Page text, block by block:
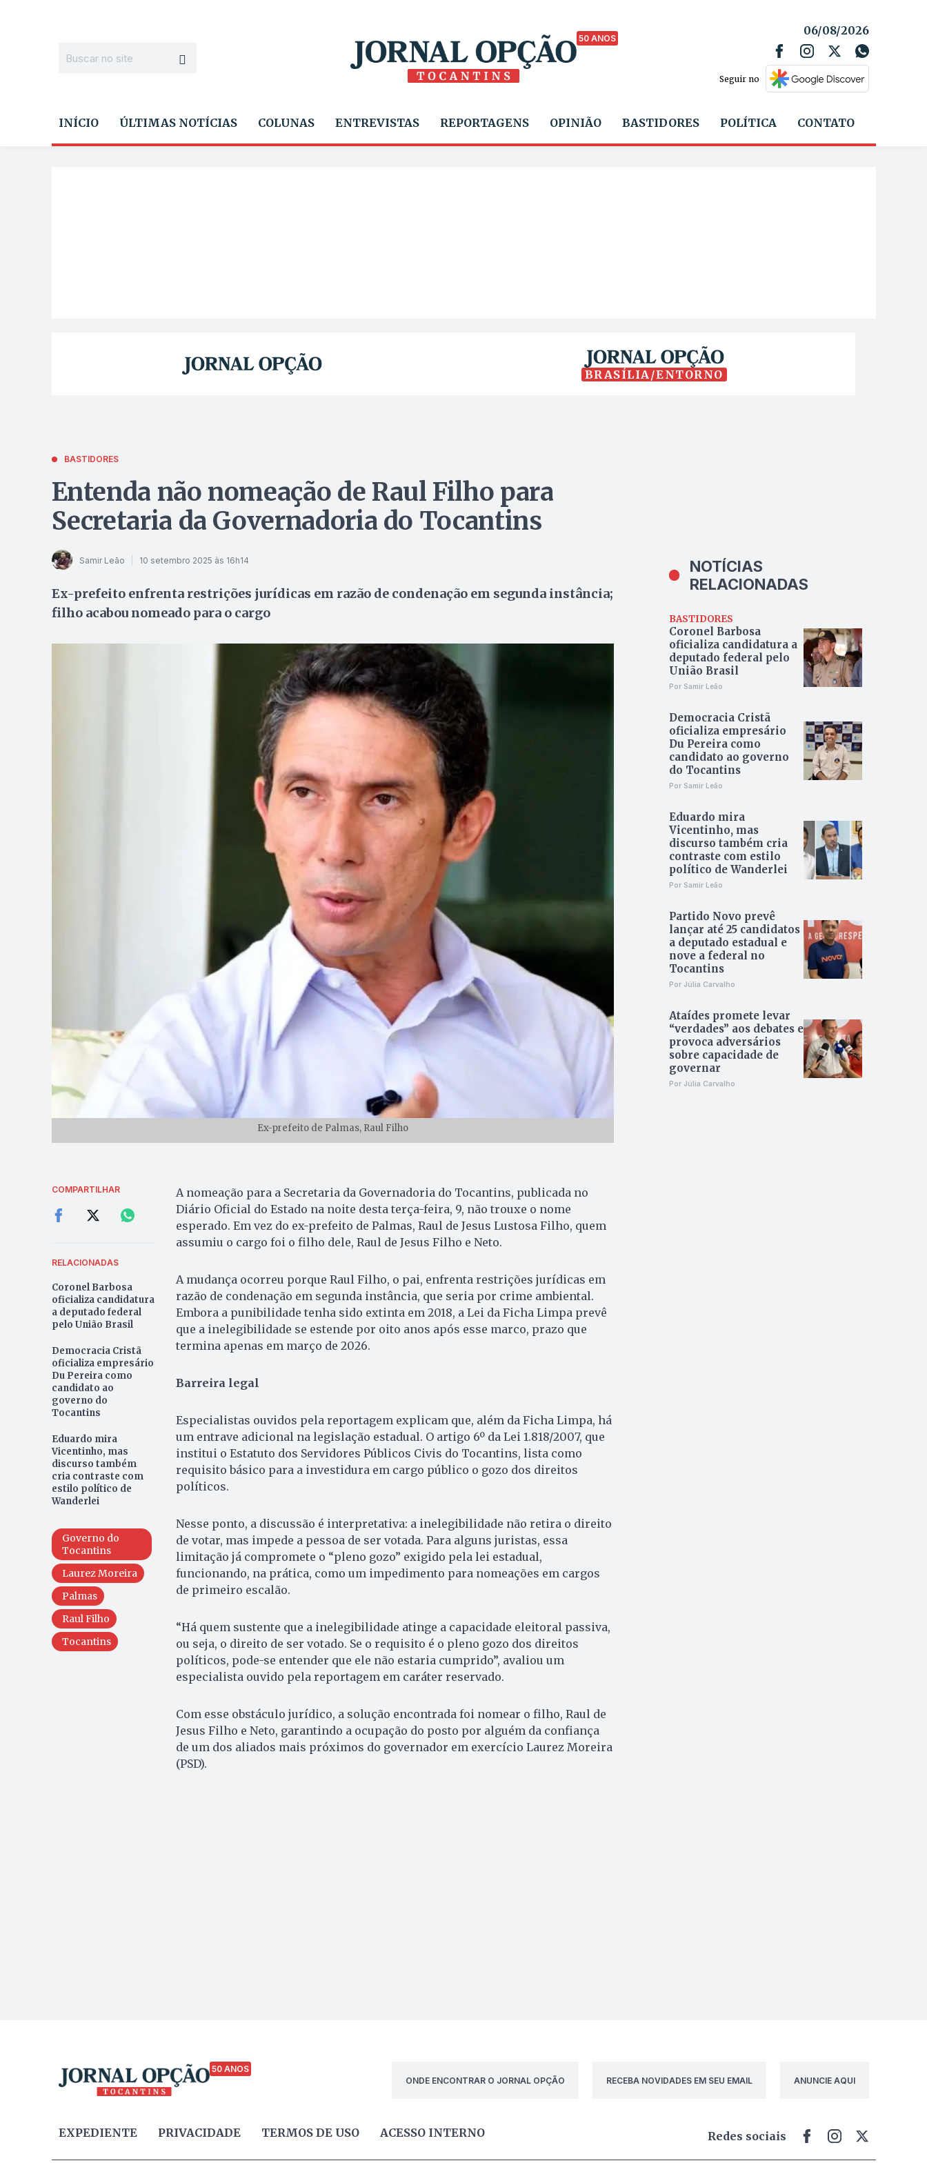
50 ANOS
06/08/2026
Seguir no
INÍCIO ÚLTIMAS NOTÍCIAS COLUNAS ENTREVISTAS REPORTAGENS OPINIÃO BASTIDORES POLÍTICA CONTATO
BRASÍLIA/ENTORNO
BASTIDORES
Entenda não nomeação de Raul Filho para
Secretaria da Governadoria do Tocantins
Samir Leão 10 setembro 2025 às 16h14
Ex-prefeito enfrenta restrições jurídicas em razão de condenação em segunda instância;
filho acabou nomeado para o cargo
Ex-prefeito de Palmas, Raul Filho
COMPARTILHAR
RELACIONADAS
Coronel Barbosa
oficializa candidatura
a deputado federal
pelo União Brasil
Democracia Cristã
oficializa empresário
Du Pereira como
candidato ao
governo do
Tocantins
Eduardo mira
Vicentinho, mas
discurso também
cria contraste com
estilo político de
Wanderlei
Governo do
Tocantins
Laurez Moreira
Palmas
Raul Filho
Tocantins
A nomeação para a Secretaria da Governadoria do Tocantins, publicada no
Diário Oficial do Estado na noite desta terça-feira, 9, não trouxe o nome
esperado. Em vez do ex-prefeito de Palmas, Raul de Jesus Lustosa Filho, quem
assumiu o cargo foi o filho dele, Raul de Jesus Filho e Neto.
A mudança ocorreu porque Raul Filho, o pai, enfrenta restrições jurídicas em
razão de condenação em segunda instância, que seria por crime ambiental.
Embora a punibilidade tenha sido extinta em 2018, a Lei da Ficha Limpa prevê
que a inelegibilidade se estende por oito anos após esse marco, prazo que
termina apenas em março de 2026.
Barreira legal
Especialistas ouvidos pela reportagem explicam que, além da Ficha Limpa, há
um entrave adicional na legislação estadual. O artigo 6º da Lei 1.818/2007, que
institui o Estatuto dos Servidores Públicos Civis do Tocantins, lista como
requisito básico para a investidura em cargo público o gozo dos direitos
políticos.
Nesse ponto, a discussão é interpretativa: a inelegibilidade não retira o direito
de votar, mas impede a pessoa de ser votada. Para alguns juristas, essa
limitação já compromete o “pleno gozo” exigido pela lei estadual,
funcionando, na prática, como um impedimento para nomeações em cargos
de primeiro escalão.
“Há quem sustente que a inelegibilidade atinge a capacidade eleitoral passiva,
ou seja, o direito de ser votado. Se o requisito é o pleno gozo dos direitos
políticos, pode-se entender que ele não estaria cumprido”, avaliou um
especialista ouvido pela reportagem em caráter reservado.
Com esse obstáculo jurídico, a solução encontrada foi nomear o filho, Raul de
Jesus Filho e Neto, garantindo a ocupação do posto por alguém da confiança
de um dos aliados mais próximos do governador em exercício Laurez Moreira
(PSD).
NOTÍCIAS
RELACIONADAS
BASTIDORES
Coronel Barbosa
oficializa candidatura a
deputado federal pelo
União Brasil
Por Samir Leão
Democracia Cristã
oficializa empresário
Du Pereira como
candidato ao governo
do Tocantins
Por Samir Leão
Eduardo mira
Vicentinho, mas
discurso também cria
contraste com estilo
político de Wanderlei
Por Samir Leão
Partido Novo prevê
lançar até 25 candidatos
a deputado estadual e
nove a federal no
Tocantins
Por Júlia Carvalho
Ataídes promete levar
“verdades” aos debates e
provoca adversários
sobre capacidade de
governar
Por Júlia Carvalho
50 ANOS
ONDE ENCONTRAR O JORNAL OPÇÃO
RECEBA NOVIDADES EM SEU EMAIL ANUNCIE AQUI
EXPEDIENTE PRIVACIDADE TERMOS DE USO ACESSO INTERNO Redes sociais